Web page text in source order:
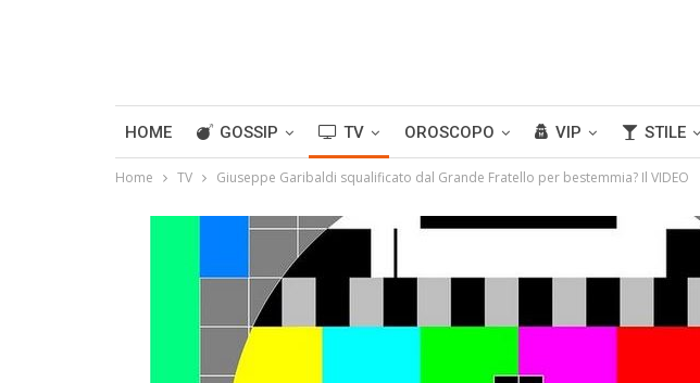
HOME GOSSIP TV OROSCOPO VIP STILE
Home TV Giuseppe Garibaldi squalificato dal Grande Fratello per bestemmia? Il VIDEO